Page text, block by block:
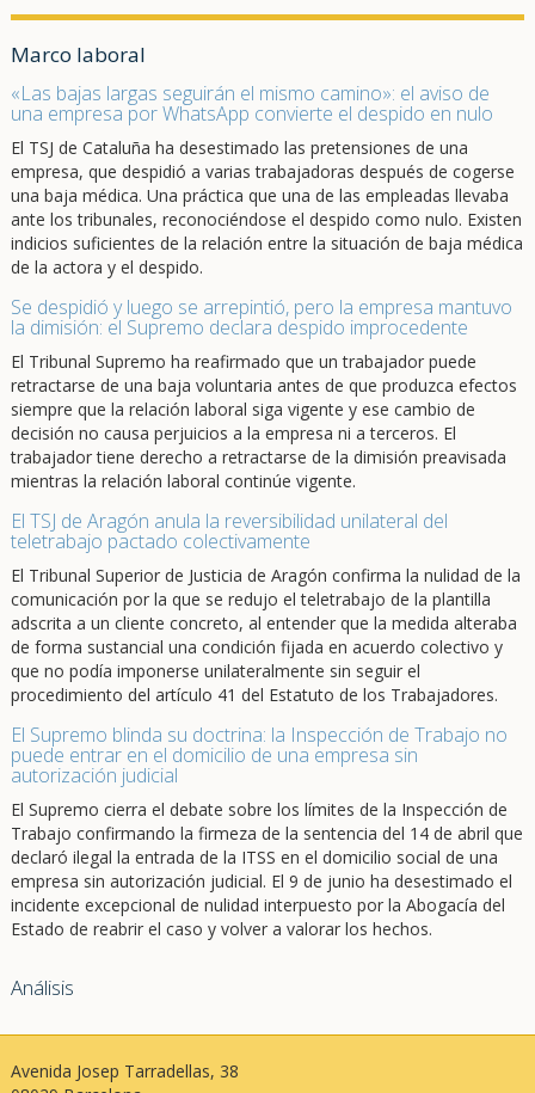
Marco laboral
«Las bajas largas seguirán el mismo camino»: el aviso de
una empresa por WhatsApp convierte el despido en nulo
El TSJ de Cataluña ha desestimado las pretensiones de una
empresa, que despidió a varias trabajadoras después de cogerse
una baja médica. Una práctica que una de las empleadas llevaba
ante los tribunales, reconociéndose el despido como nulo. Existen
indicios suficientes de la relación entre la situación de baja médica
de la actora y el despido.
Se despidió y luego se arrepintió, pero la empresa mantuvo
la dimisión: el Supremo declara despido improcedente
El Tribunal Supremo ha reafirmado que un trabajador puede
retractarse de una baja voluntaria antes de que produzca efectos
siempre que la relación laboral siga vigente y ese cambio de
decisión no causa perjuicios a la empresa ni a terceros. El
trabajador tiene derecho a retractarse de la dimisión preavisada
mientras la relación laboral continúe vigente.
El TSJ de Aragón anula la reversibilidad unilateral del
teletrabajo pactado colectivamente
El Tribunal Superior de Justicia de Aragón confirma la nulidad de la
comunicación por la que se redujo el teletrabajo de la plantilla
adscrita a un cliente concreto, al entender que la medida alteraba
de forma sustancial una condición fijada en acuerdo colectivo y
que no podía imponerse unilateralmente sin seguir el
procedimiento del artículo 41 del Estatuto de los Trabajadores.
El Supremo blinda su doctrina: la Inspección de Trabajo no
puede entrar en el domicilio de una empresa sin
autorización judicial
El Supremo cierra el debate sobre los límites de la Inspección de
Trabajo confirmando la firmeza de la sentencia del 14 de abril que
declaró ilegal la entrada de la ITSS en el domicilio social de una
empresa sin autorización judicial. El 9 de junio ha desestimado el
incidente excepcional de nulidad interpuesto por la Abogacía del
Estado de reabrir el caso y volver a valorar los hechos.
Análisis
Avenida Josep Tarradellas, 38